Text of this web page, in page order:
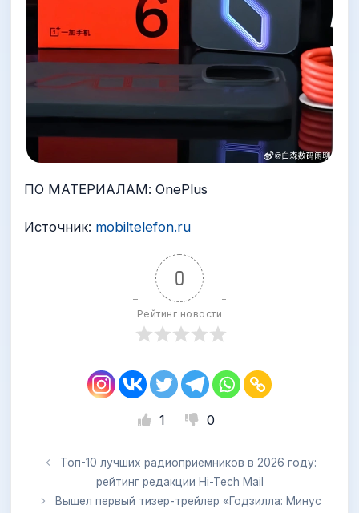
ПО МАТЕРИАЛАМ: OnePlus
Источник: mobiltelefon.ru
0
Рейтинг новости
1 0
Топ-10 лучших радиоприемников в 2026 году:
рейтинг редакции Hi-Tech Mail
Вышел первый тизер-трейлер «Годзилла: Минус